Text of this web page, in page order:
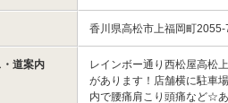
香川県高松市上福岡町2055-
道案内
レインボー通り西松屋高松
があります！店舗横に駐車
内で腰痛肩こり頭痛など☆